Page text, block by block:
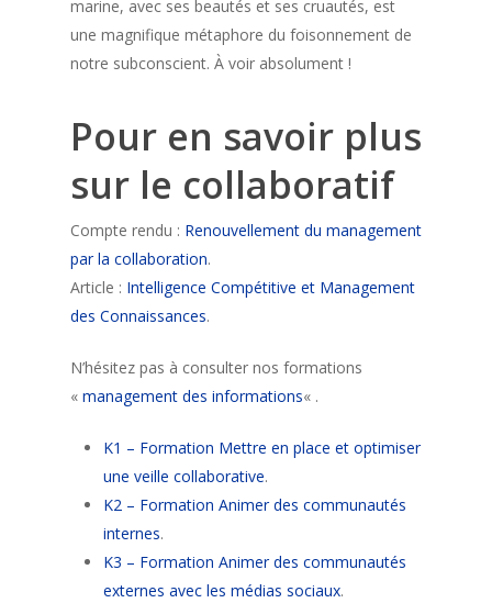
marine, avec ses beautés et ses cruautés, est
une magnifique métaphore du foisonnement de
notre subconscient. À voir absolument !
Pour en savoir plus
sur le collaboratif
Compte rendu : Renouvellement du management
par la collaboration.
Article : Intelligence Compétitive et Management
des Connaissances.
N’hésitez pas à consulter nos formations
« management des informations« .
K1 – Formation Mettre en place et optimiser
une veille collaborative.
K2 – Formation Animer des communautés
internes.
K3 – Formation Animer des communautés
externes avec les médias sociaux.